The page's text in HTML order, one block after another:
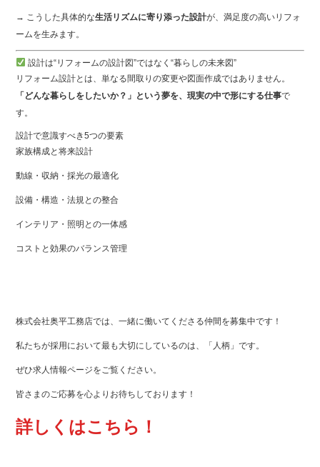
→ こうした具体的な生活リズムに寄り添った設計が、満足度の高いリフォ
ームを生みます。
設計は“リフォームの設計図”ではなく“暮らしの未来図”
リフォーム設計とは、単なる間取りの変更や図面作成ではありません。
「どんな暮らしをしたいか？」という夢を、現実の中で形にする仕事で
す。
設計で意識すべき5つの要素
家族構成と将来設計
動線・収納・採光の最適化
設備・構造・法規との整合
インテリア・照明との一体感
コストと効果のバランス管理
株式会社奥平工務店では、一緒に働いてくださる仲間を募集中です！
私たちが採用において最も大切にしているのは、「人柄」です。
ぜひ求人情報ページをご覧ください。
皆さまのご応募を心よりお待ちしております！
詳しくはこちら！